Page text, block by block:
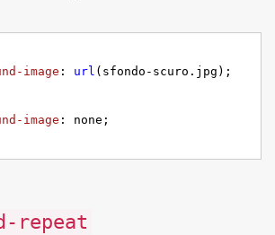
image : url (sfondo-scuro.jpg);
image : none;
repeat